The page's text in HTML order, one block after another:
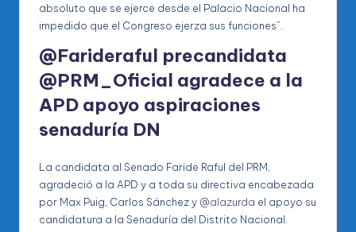
absoluto que se ejerce desde el Palacio Nacional ha
impedido que el Congreso ejerza sus funciones”.
@Farideraful precandidata
@PRM_Oficial agradece a la
APD apoyo aspiraciones
senaduría DN
La candidata al Senado Faride Raful del PRM,
agradeció a la APD y a toda su directiva encabezada
por Max Puig, Carlos Sánchez y @alazurda el apoyo su
candidatura a la Senaduría del Distrito Nacional.